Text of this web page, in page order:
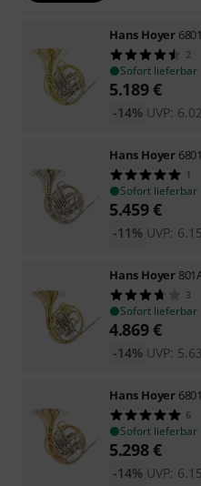
Hans Hoyer
2
Sofort lieferbar
5.189€
UVP:
-14%
Hans Hoyer
1
Sofort lieferbar
5.459€
UVP:
-11%
Hans Hoyer
3
Sofort lieferbar
4.869€
UVP:
-14%
Hans Hoyer
6
Sofort lieferbar
5.298€
UVP:
-14%